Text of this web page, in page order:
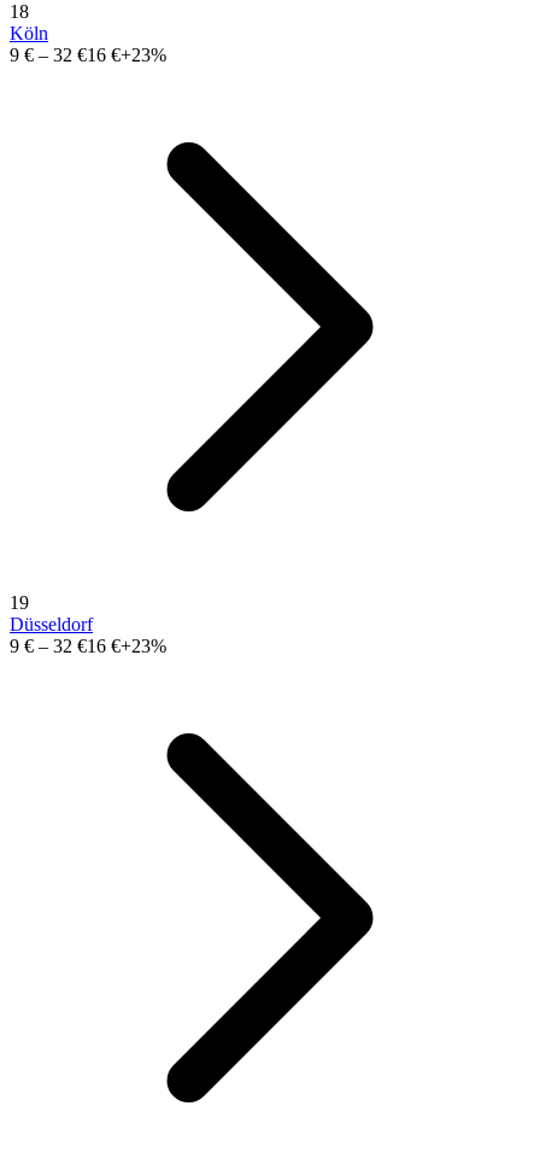
18
Köln
9 € – 32 €16 €+23%
19
Düsseldorf
9 € – 32 €16 €+23%